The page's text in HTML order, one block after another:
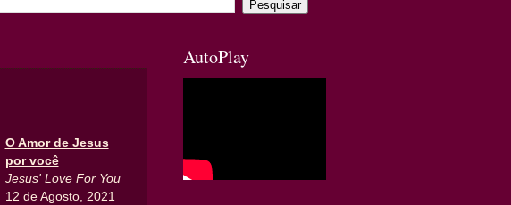
O Amor de Jesus
por você
Jesus' Love For You
12 de Agosto, 2021
AutoPlay